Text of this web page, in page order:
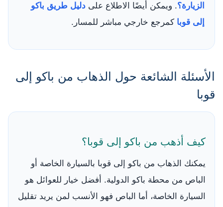
الزيارة؟. ويمكن أيضًا الاطلاع على دليل طريق باكو
إلى قوبا كمرجع خارجي مباشر للمسار.
الأسئلة الشائعة حول الذهاب من باكو إلى
قوبا
كيف أذهب من باكو إلى قوبا؟
يمكنك الذهاب من باكو إلى قوبا بالسيارة الخاصة أو
الباص من محطة باكو الدولية. أفضل خيار للعوائل هو
السيارة الخاصة، أما الباص فهو الأنسب لمن يريد تقليل